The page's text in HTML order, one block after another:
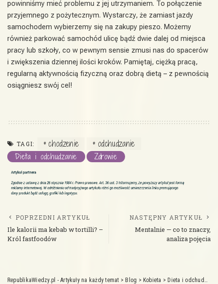
powinniśmy mieć problemu z jej utrzymaniem. To połączenie
przyjemnego z pożytecznym. Wystarczy, że zamiast jazdy
samochodem wybierzemy się na zakupy pieszo. Możemy
również parkować samochód ulicę bądź dwie dalej od miejsca
pracy lub szkoły, co w pewnym sensie zmusi nas do spacerów
i zwiększenia dziennej ilości kroków. Pamiętaj, ciężką pracą,
regularną aktywnością fizyczną oraz dobrą dietą – z pewnością
osiągniesz swój cel!
TAGI: chodzenie odchudzanie
Dieta i odchudzanie Zdrowie
POPRZEDNI ARTYKUŁ
Ile kalorii ma kebab w tortilli? –
Król fastfoodów
NASTĘPNY ARTYKUŁ
Mentalnie — co to znaczy,
analiza pojęcia
RepublikaWiedzy.pl - Artykuły na każdy temat > Blog > Kobieta > Dieta i odchudzanie